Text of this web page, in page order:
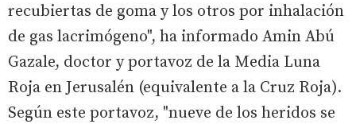
recubiertas de goma y los otros por inhalación
de gas lacrimógeno", ha informado Amin Abú
Gazale, doctor y portavoz de la Media Luna
Roja en Jerusalén (equivalente a la Cruz Roja).
Según este portavoz, "nueve de los heridos se